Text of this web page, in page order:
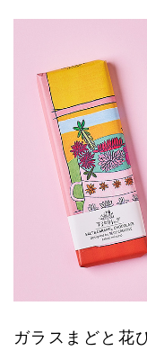
ガラスまどと花